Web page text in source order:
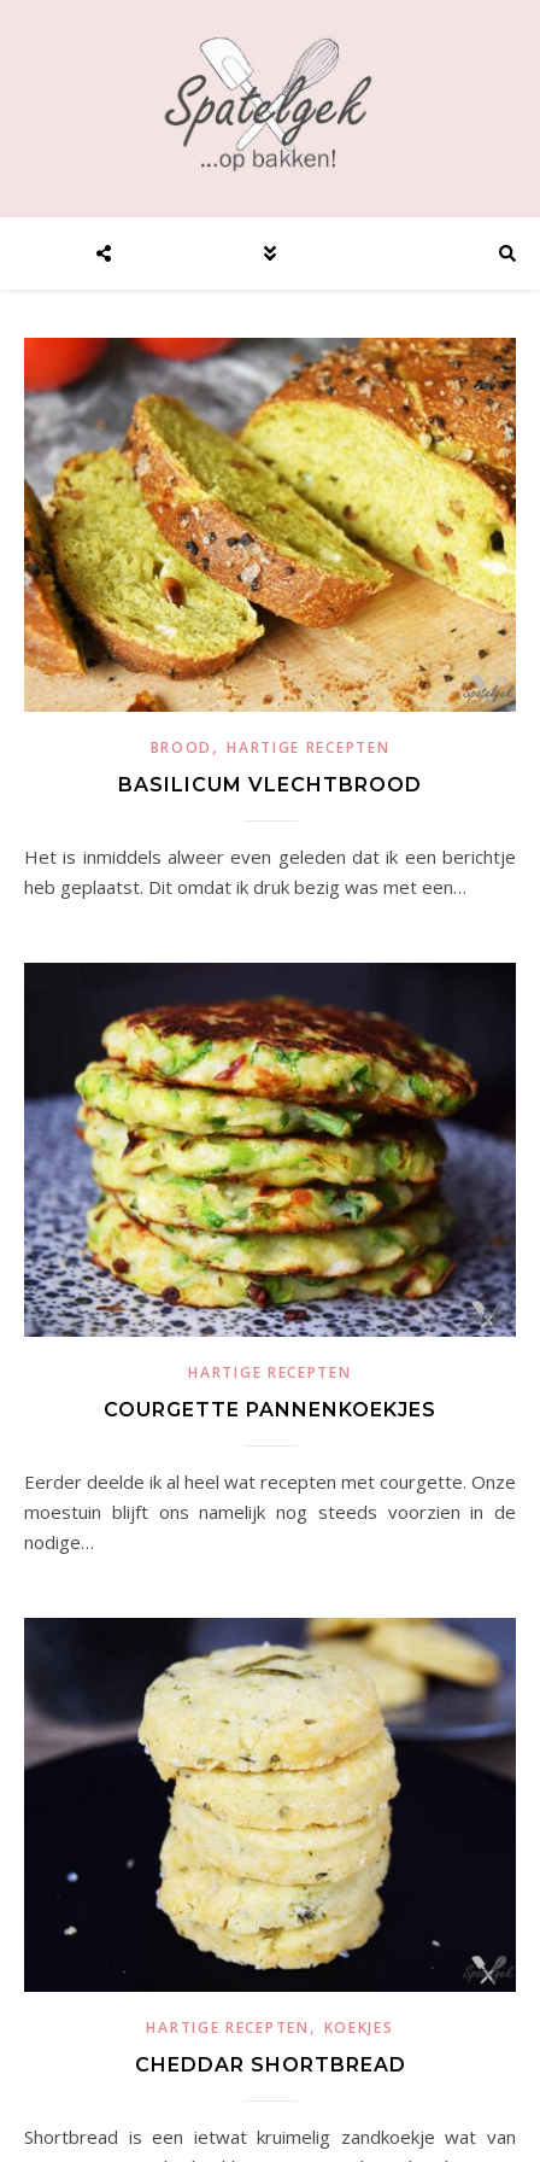
BROOD ,HARTIGE RECEPTEN
BASILICUM VLECHTBROOD
Het is inmiddels alweer even geleden dat ik een berichtje
heb geplaatst. Dit omdat ik druk bezig was met een…
HARTIGE RECEPTEN
COURGETTE PANNENKOEKJES
Eerder deelde ik al heel wat recepten met courgette. Onze
moestuin blijft ons namelijk nog steeds voorzien in de
nodige…
HARTIGE RECEPTEN , KOEKJES
CHEDDAR SHORTBREAD
Shortbread is een ietwat kruimelig zandkoekje wat van